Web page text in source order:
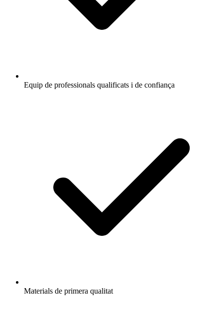
Equip de professionals qualificats i de confiança
Materials de primera qualitat